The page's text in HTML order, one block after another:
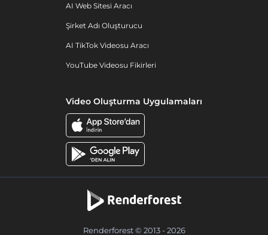
AI Web Sitesi Aracı
Şirket Adı Oluşturucu
AI TikTok Videosu Aracı
YouTube Videosu Fikirleri
Video Oluşturma Uygulamaları
Renderforest © 2013 - 2026